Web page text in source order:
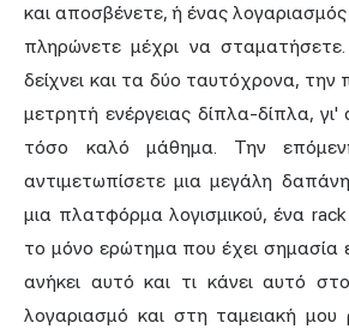
και αποσβένετε, ή ένας
πληρώνετε μέχρι να
δείχνει και τα δύο ταυτόχρονα,
μετρητή ενέργειας δίπλα-δίπλα, γι'
τόσο καλό μάθημα. Την
αντιμετωπίσετε μια μεγάλη
μια πλατφόρμα λογισμικού, ένα
το μόνο ερώτημα που έχει σημασία
ανήκει αυτό και τι κάνει αυτό
λογαριασμό και στη ταμειακή